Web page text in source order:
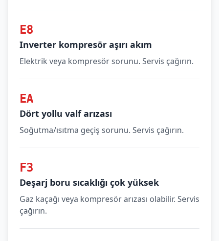
E8
Inverter kompresör aşırı akım
Elektrik veya kompresör sorunu. Servis çağırın.
EA
Dört yollu valf arızası
Soğutma/ısıtma geçiş sorunu. Servis çağırın.
F3
Deşarj boru sıcaklığı çok yüksek
Gaz kaçağı veya kompresör arızası olabilir. Servis
çağırın.